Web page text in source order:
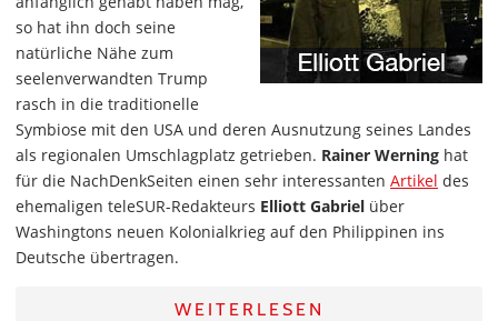
so hat ihn doch seine
natürliche Nähe zum
seelenverwandten Trump
rasch in die traditionelle
Symbiose mit den USA und deren Ausnutzung seines Landes
als regionalen Umschlagplatz getrieben. Rainer Werning hat
für die NachDenkSeiten einen sehr interessanten Artikel des
ehemaligen teleSUR-Redakteurs Elliott Gabriel über
Washingtons neuen Kolonialkrieg auf den Philippinen ins
Deutsche übertragen.
WEITERLESEN